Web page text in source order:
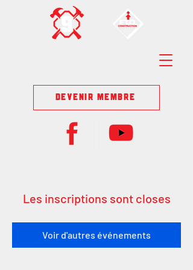
DEVENIR MEMBRE
Les inscriptions sont closes
Voir d'autres événements